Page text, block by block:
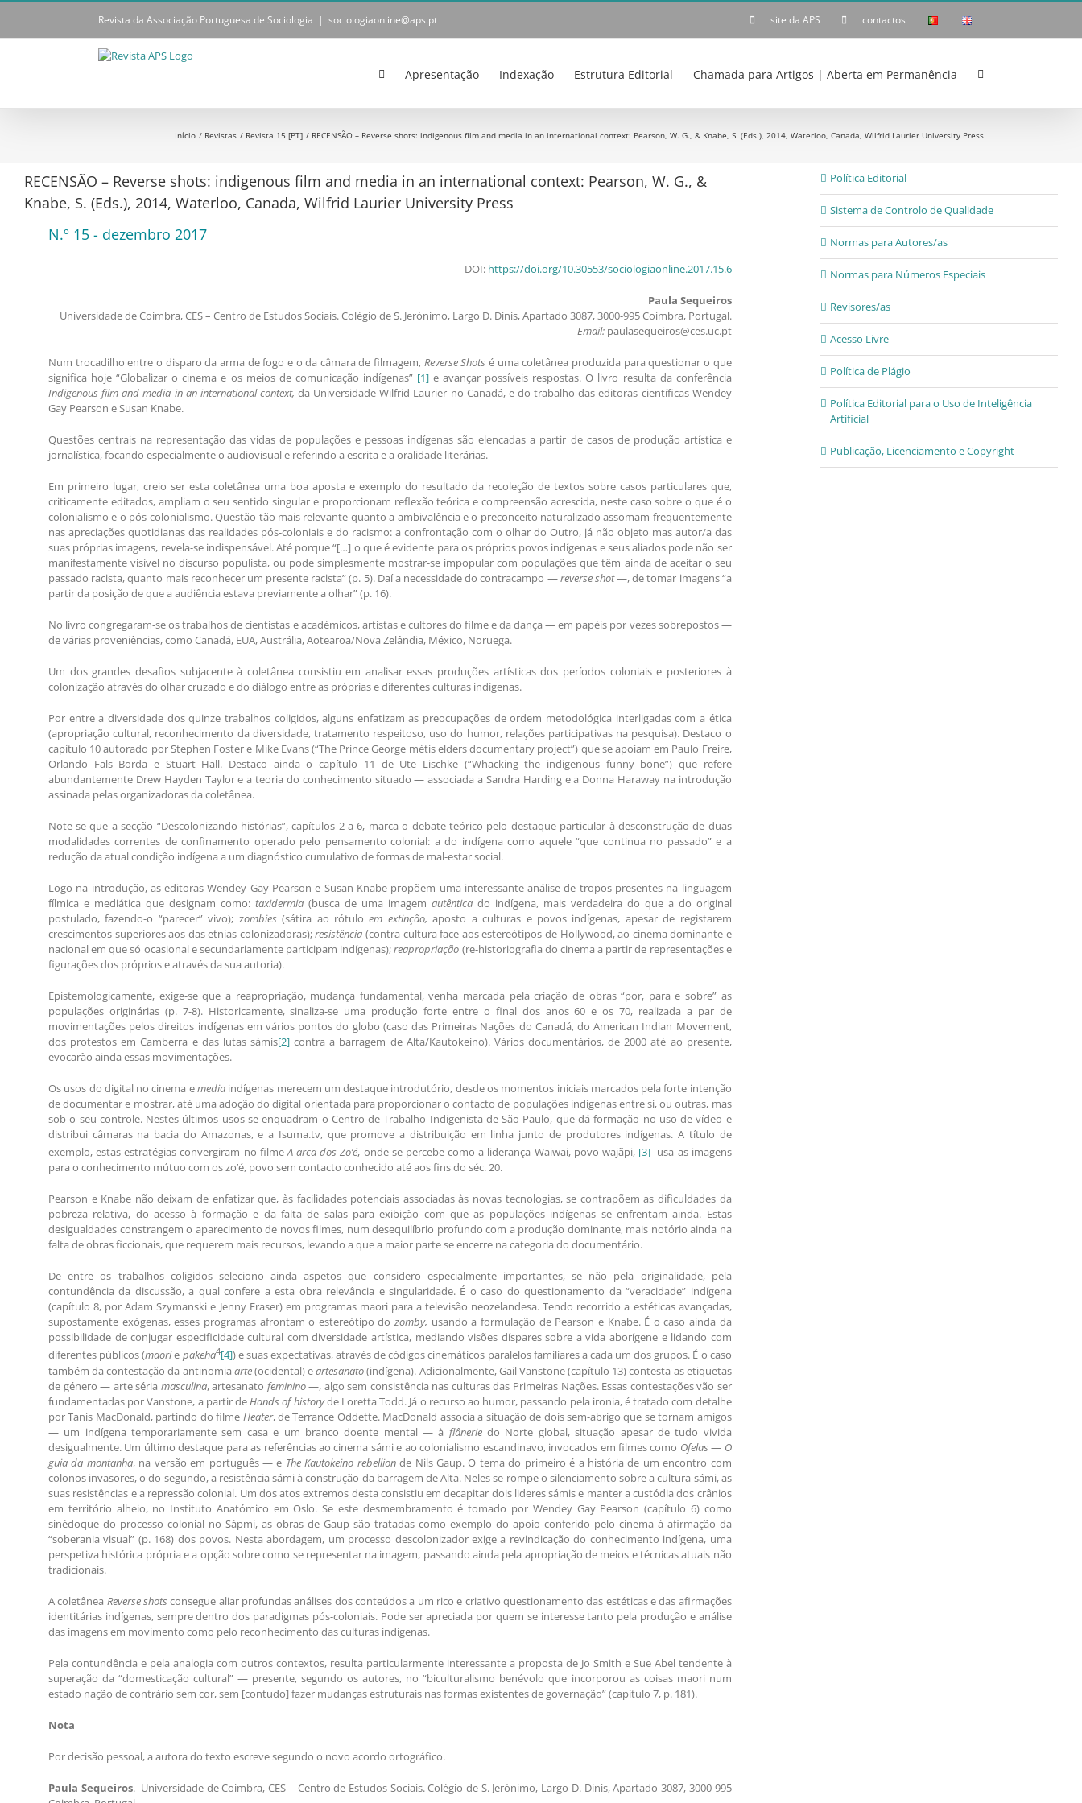
Skip
content
Revista da Associação Portuguesa de Sociologia | sociologiaonline@aps.pt site da APS contactos
Apresentação Indexação Estrutura Editorial Chamada para Artigos | Aberta em Permanência
Início Revistas Revista 15 [PT] RECENSÃO – Reverse shots: indigenous film and media in an international context: Pearson, W. G., & Knabe, S. (Eds.), 2014, Waterloo, Canada, Wilfrid Laurier University Press
RECENSÃO – Reverse shots: indigenous film and media in an international context: Pearson, W. G., &
Knabe, S. (Eds.), 2014, Waterloo, Canada, Wilfrid Laurier University Press
N.º 15 - dezembro 2017
DOI: https://doi.org/10.30553/sociologiaonline.2017.15.6
Paula Sequeiros
Universidade de Coimbra, CES – Centro de Estudos Sociais. Colégio de S. Jerónimo, Largo D. Dinis, Apartado 3087, 3000-995 Coimbra, Portugal.
Email:paulasequeiros@ces.uc.pt
Num trocadilho entre o disparo da arma de fogo e o da câmara de filmagem, Reverse Shots é uma coletânea produzida para questionar o que
significa hoje “Globalizar o cinema e os meios de comunicação indígenas” [1]e avançar possíveis respostas. O livro resulta da conferência
Indigenous film and media in an international context, da Universidade Wilfrid Laurier no Canadá, e do trabalho das editoras científicas Wendey
Gay Pearson e Susan Knabe.
Questões centrais na representação das vidas de populações e pessoas indígenas são elencadas a partir de casos de produção artística e
jornalística, focando especialmente o audiovisual e referindo a escrita e a oralidade literárias.
Em primeiro lugar, creio ser esta coletânea uma boa aposta e exemplo do resultado da recoleção de textos sobre casos particulares que,
criticamente editados, ampliam o seu sentido singular e proporcionam reflexão teórica e compreensão acrescida, neste caso sobre o que é o
colonialismo e o pós-colonialismo. Questão tão mais relevante quanto a ambivalência e o preconceito naturalizado assomam frequentemente
nas apreciações quotidianas das realidades pós-coloniais e do racismo: a confrontação com o olhar do Outro, já não objeto mas autor/a das
suas próprias imagens, revela-se indispensável. Até porque “[…] o que é evidente para os próprios povos indígenas e seus aliados pode não ser
manifestamente visível no discurso populista, ou pode simplesmente mostrar-se impopular com populações que têm ainda de aceitar o seu
passado racista, quanto mais reconhecer um presente racista” (p. 5). Daí a necessidade do contracampo —reverse shot—, de tomar imagens “a
partir da posição de que a audiência estava previamente a olhar” (p. 16).
No livro congregaram-se os trabalhos de cientistas e académicos, artistas e cultores do filme e da dança — em papéis por vezes sobrepostos —
de várias proveniências, como Canadá, EUA, Austrália, Aotearoa/Nova Zelândia, México, Noruega.
Um dos grandes desafios subjacente à coletânea consistiu em analisar essas produções artísticas dos períodos coloniais e posteriores à
colonização através do olhar cruzado e do diálogo entre as próprias e diferentes culturas indígenas.
Por entre a diversidade dos quinze trabalhos coligidos, alguns enfatizam as preocupações de ordem metodológica interligadas com a ética
(apropriação cultural, reconhecimento da diversidade, tratamento respeitoso, uso do humor, relações participativas na pesquisa). Destaco o
capítulo 10 autorado por Stephen Foster e Mike Evans (“The Prince George métis elders documentary project”) que se apoiam em Paulo Freire,
Orlando Fals Borda e Stuart Hall. Destaco ainda o capítulo 11 de Ute Lischke (“Whacking the indigenous funny bone”) que refere
abundantemente Drew Hayden Taylor e a teoria do conhecimento situado — associada a Sandra Harding e a Donna Haraway na introdução
assinada pelas organizadoras da coletânea.
Note-se que a secção “Descolonizando histórias”, capítulos 2 a 6, marca o debate teórico pelo destaque particular à desconstrução de duas
modalidades correntes de confinamento operado pelo pensamento colonial: a do indígena como aquele “que continua no passado” e a
redução da atual condição indígena a um diagnóstico cumulativo de formas de mal-estar social.
Logo na introdução, as editoras Wendey Gay Pearson e Susan Knabe propõem uma interessante análise de tropos presentes na linguagem
fílmica e mediática que designam como: taxidermia(busca de uma imagem autênticado indígena, mais verdadeira do que a do original
postulado, fazendo-o “parecer” vivo); zombies (sátira ao rótuloem extinção,aposto a culturas e povos indígenas, apesar de registarem
crescimentos superiores aos das etnias colonizadoras);resistência (contra-cultura face aos estereótipos de Hollywood, ao cinema dominante e
nacional em que só ocasional e secundariamente participam indígenas);reapropriação (re-historiografia do cinema a partir de representações e
figurações dos próprios e através da sua autoria).
Epistemologicamente, exige-se que a reapropriação, mudança fundamental, venha marcada pela criação de obras “por, para e sobre” as
populações originárias (p. 7-8). Historicamente, sinaliza-se uma produção forte entre o final dos anos 60 e os 70, realizada a par de
movimentações pelos direitos indígenas em vários pontos do globo (caso das Primeiras Nações do Canadá, do American Indian Movement,
dos protestos em Camberra e das lutas sámis[2]contra a barragem de Alta/Kautokeino). Vários documentários, de 2000 até ao presente,
evocarão ainda essas movimentações.
Os usos do digital no cinema emedia indígenas merecem um destaque introdutório, desde os momentos iniciais marcados pela forte intenção
de documentar e mostrar, até uma adoção do digital orientada para proporcionar o contacto de populações indígenas entre si, ou outras, mas
sob o seu controle. Nestes últimos usos se enquadram o Centro de Trabalho Indigenista de São Paulo, que dá formação no uso de vídeo e
distribui câmaras na bacia do Amazonas, e a Isuma.tv, que promove a distribuição em linha junto de produtores indígenas. A título de
exemplo, estas estratégias convergiram no filmeA arca dos Zo’é, onde se percebe como a liderança Waiwai, povo wajãpi, [3] usa as imagens
para o conhecimento mútuo com os zo’é, povo sem contacto conhecido até aos fins do séc. 20.
Pearson e Knabe não deixam de enfatizar que, às facilidades potenciais associadas às novas tecnologias, se contrapõem as dificuldades da
pobreza relativa, do acesso à formação e da falta de salas para exibição com que as populações indígenas se enfrentam ainda. Estas
desigualdades constrangem o aparecimento de novos filmes, num desequilíbrio profundo com a produção dominante, mais notório ainda na
falta de obras ficcionais, que requerem mais recursos, levando a que a maior parte se encerre na categoria do documentário.
De entre os trabalhos coligidos seleciono ainda aspetos que considero especialmente importantes, se não pela originalidade, pela
contundência da discussão, a qual confere a esta obra relevância e singularidade. É o caso do questionamento da “veracidade” indígena
(capítulo 8, por Adam Szymanski e Jenny Fraser) em programas maori para a televisão neozelandesa. Tendo recorrido a estéticas avançadas,
supostamente exógenas, esses programas afrontam o estereótipo dozomby, usando a formulação de Pearson e Knabe. É o caso ainda da
possibilidade de conjugar especificidade cultural com diversidade artística, mediando visões díspares sobre a vida aborígene e lidando com
diferentes públicos (maorie pakeha4[4]) e suas expectativas, através de códigos cinemáticos paralelos familiares a cada um dos grupos. É o caso
também da contestação da antinomia arte(ocidental) eartesanato(indígena). Adicionalmente, Gail Vanstone (capítulo 13) contesta as etiquetas
de género — arte séria masculina, artesanato feminino—, algo sem consistência nas culturas das Primeiras Nações. Essas contestações vão ser
fundamentadas por Vanstone, a partir de Hands of historyde Loretta Todd. Já o recurso ao humor, passando pela ironia, é tratado com detalhe
por Tanis MacDonald, partindo do filme Heater, de Terrance Oddette. MacDonald associa a situação de dois sem-abrigo que se tornam amigos
— um indígena temporariamente sem casa e um branco doente mental — à flâneriedo Norte global, situação apesar de tudo vivida
desigualmente. Um último destaque para as referências ao cinema sámi e ao colonialismo escandinavo, invocados em filmes como Ofelas — O
guia da montanha, na versão em português — e The Kautokeino rebellionde Nils Gaup. O tema do primeiro é a história de um encontro com
colonos invasores, o do segundo, a resistência sámi à construção da barragem de Alta. Neles se rompe o silenciamento sobre a cultura sámi, as
suas resistências e a repressão colonial. Um dos atos extremos desta consistiu em decapitar dois lideres sámis e manter a custódia dos crânios
em território alheio, no Instituto Anatómico em Oslo. Se este desmembramento é tomado por Wendey Gay Pearson (capítulo 6) como
sinédoque do processo colonial no Sápmi, as obras de Gaup são tratadas como exemplo do apoio conferido pelo cinema à afirmação da
“soberania visual” (p. 168) dos povos. Nesta abordagem, um processo descolonizador exige a revindicação do conhecimento indígena, uma
perspetiva histórica própria e a opção sobre como se representar na imagem, passando ainda pela apropriação de meios e técnicas atuais não
tradicionais.
A coletânea Reverse shots consegue aliar profundas análises dos conteúdos a um rico e criativo questionamento das estéticas e das afirmações
identitárias indígenas, sempre dentro dos paradigmas pós-coloniais. Pode ser apreciada por quem se interesse tanto pela produção e análise
das imagens em movimento como pelo reconhecimento das culturas indígenas.
Pela contundência e pela analogia com outros contextos, resulta particularmente interessante a proposta de Jo Smith e Sue Abel tendente à
superação da “domesticação cultural” — presente, segundo os autores, no “biculturalismo benévolo que incorporou as coisas maori num
estado nação de contrário sem cor, sem [contudo] fazer mudanças estruturais nas formas existentes de governação” (capítulo 7, p. 181).
Nota
Por decisão pessoal, a autora do texto escreve segundo o novo acordo ortográfico.
Paula Sequeiros. Universidade de Coimbra, CES – Centro de Estudos Sociais. Colégio de S. Jerónimo, Largo D. Dinis, Apartado 3087, 3000-995
Política Editorial
Sistema de Controlo de Qualidade
Normas para Autores/as
Normas para Números Especiais
Revisores/as
Acesso Livre
Política de Plágio
Política Editorial para o Uso de Inteligência
Artificial
Publicação, Licenciamento e Copyright